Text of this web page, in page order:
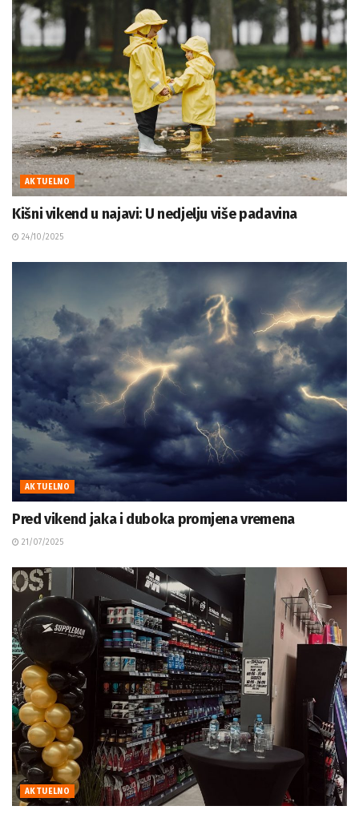
AKTUELNO
Kišni vikend u najavi: U nedjelju više padavina
24/10/2025
AKTUELNO
Pred vikend jaka i duboka promjena vremena
21/07/2025
AKTUELNO